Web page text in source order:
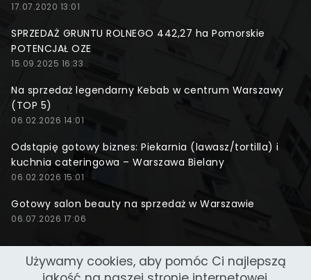
17.07.2020 13:01
SPRZEDAŻ GRUNTU ROLNEGO 442,27 ha Pomorskie
POTENCJAŁ OZE
15.09.2025 16:33
Na sprzedaż legendarny Kebab w centrum Warszawy
(TOP 5)
06.02.2026 14:01
Odstąpię gotowy biznes: Piekarnia (lawasz/tortilla) i
kuchnia cateringowa – Warszawa Bielany
06.02.2026 15:01
Gotowy salon beauty na sprzedaż w Warszawie
06.07.2026 17:06
Używamy cookies, aby pomóc Ci najlepszą